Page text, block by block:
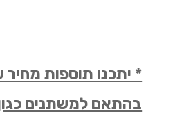
* יתכנו תוספות מחיר
בהתאם למשתנים